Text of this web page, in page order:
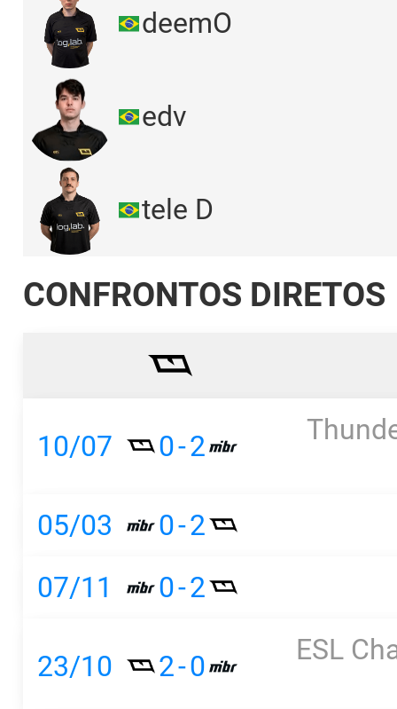
deemO
edv
tele D
CONFRONTOS DIRETOS
10/07 0-2
05/03 0-2
07/11
0-2
23/10 2-0 ESL